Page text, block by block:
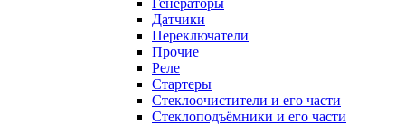
Генераторы
Датчики
Переключатели
Прочие
Реле
Стартеры
Стеклоочистители и его части
Стеклоподъёмники и его части